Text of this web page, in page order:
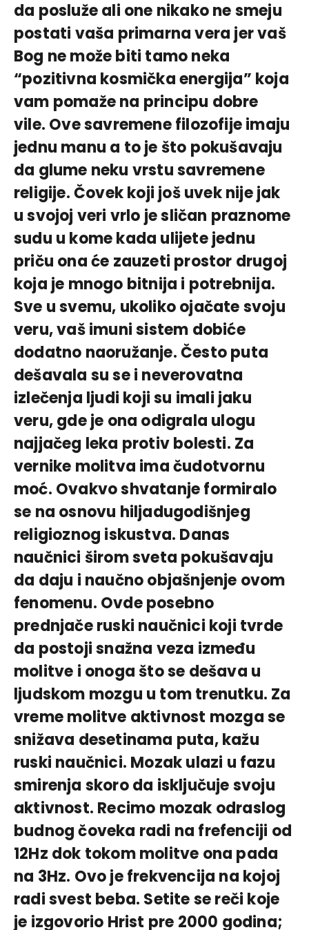
da posluže ali one nikako ne smeju
postati vaša primarna vera jer vaš
Bog ne može biti tamo neka
“pozitivna kosmička energija” koja
vam pomaže na principu dobre
vile. Ove savremene filozofije imaju
jednu manu a to je što pokušavaju
da glume neku vrstu savremene
religije. Čovek koji još uvek nije jak
u svojoj veri vrlo je sličan praznome
sudu u kome kada ulijete jednu
priču ona će zauzeti prostor drugoj
koja je mnogo bitnija i potrebnija.
Sve u svemu, ukoliko ojačate svoju
veru, vaš imuni sistem dobiće
dodatno naoružanje. Često puta
dešavala su se i neverovatna
izlečenja ljudi koji su imali jaku
veru, gde je ona odigrala ulogu
najjačeg leka protiv bolesti. Za
vernike molitva ima čudotvornu
moć. Ovakvo shvatanje formiralo
se na osnovu hiljadugodišnjeg
religioznog iskustva. Danas
naučnici širom sveta pokušavaju
da daju i naučno objašnjenje ovom
fenomenu. Ovde posebno
prednjače ruski naučnici koji tvrde
da postoji snažna veza između
molitve i onoga što se dešava u
ljudskom mozgu u tom trenutku. Za
vreme molitve aktivnost mozga se
snižava desetinama puta, kažu
ruski naučnici. Mozak ulazi u fazu
smirenja skoro da isključuje svoju
aktivnost. Recimo mozak odraslog
budnog čoveka radi na frefenciji od
12Hz dok tokom molitve ona pada
na 3Hz. Ovo je frekvencija na kojoj
radi svest beba. Setite se reči koje
je izgovorio Hrist pre 2000 godina;